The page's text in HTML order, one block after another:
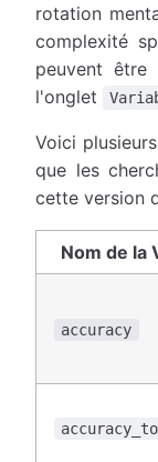
rotation
complexité
peuvent être
l'onglet
Voici
que les
cette version
Nom de la
accuracy